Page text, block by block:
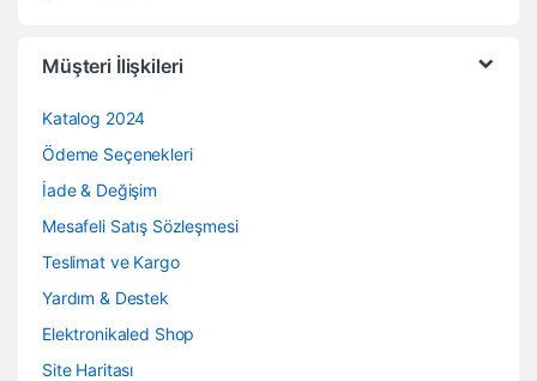
Müşteri İlişkileri
Katalog 2024
Ödeme Seçenekleri
İade & Değişim
Mesafeli Satış Sözleşmesi
Teslimat ve Kargo
Yardım & Destek
Elektronikaled Shop
Site Haritası